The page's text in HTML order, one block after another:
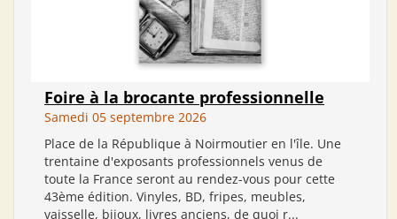
Foire à la brocante professionnelle
Samedi 05 septembre 2026
Place de la République à Noirmoutier en l'île. Une
trentaine d'exposants professionnels venus de
toute la France seront au rendez-vous pour cette
43ème édition. Vinyles, BD, fripes, meubles,
vaisselle, bijoux, livres anciens, de quoi r...